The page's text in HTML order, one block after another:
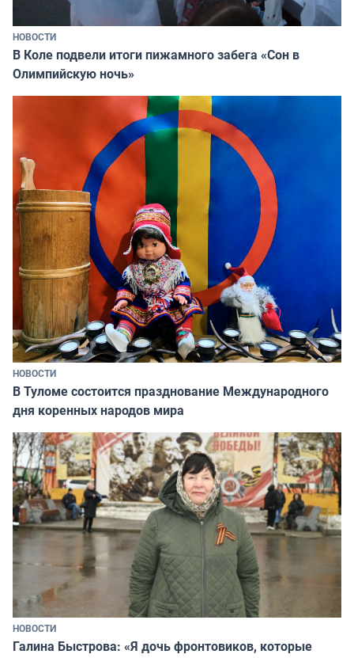
НОВОСТИ
В Коле подвели итоги пижамного забега «Сон в
Олимпийскую ночь»
НОВОСТИ
В Туломе состоится празднование Международного
дня коренных народов мира
НОВОСТИ
Галина Быстрова: «Я дочь фронтовиков, которые